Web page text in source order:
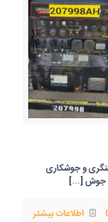
و جوشکاری
جوش […]
اطلاعات بیشتر